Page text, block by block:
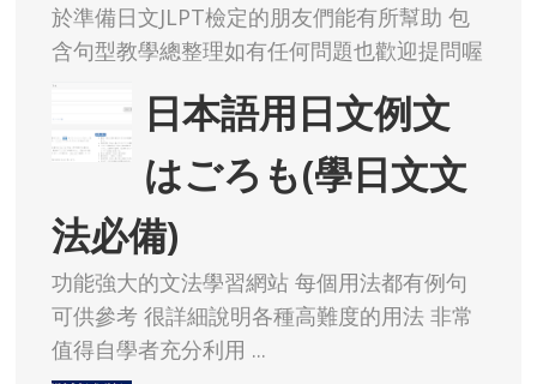
於準備日文JLPT檢定的朋友們能有所幫助 包
含句型教學總整理如有任何問題也歡迎提問喔
日本語用日文例文
はごろも(學日文文
法必備)
功能強大的文法學習網站 每個用法都有例句
可供參考 很詳細說明各種高難度的用法 非常
值得自學者充分利用 ...